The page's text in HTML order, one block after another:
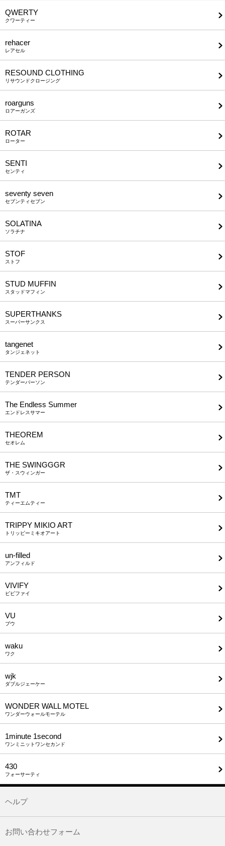
QWERTY
クワーティー
rehacer
レアセル
RESOUND CLOTHING
リサウンドクロージング
roarguns
ロアーガンズ
ROTAR
ローター
SENTI
センティ
seventy seven
セブンティセブン
SOLATINA
ソラチナ
STOF
ストフ
STUD MUFFIN
スタッドマフィン
SUPERTHANKS
スーパーサンクス
tangenet
タンジェネット
TENDER PERSON
テンダーパーソン
The Endless Summer
エンドレスサマー
THEOREM
セオレム
THE SWINGGGR
ザ・スウィンガー
TMT
ティーエムティー
TRIPPY MIKIO ART
トリッピーミキオアート
un-filled
アンフィルド
VIVIFY
ビビファイ
VU
ブウ
waku
ワク
wjk
ダブルジェーケー
WONDER WALL MOTEL
ワンダーウォールモーテル
1minute​ 1second
ワンミニットワンセカンド
430
フォーサーティ
ヘルプ
お問い合わせフォーム